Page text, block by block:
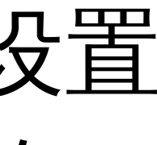
置